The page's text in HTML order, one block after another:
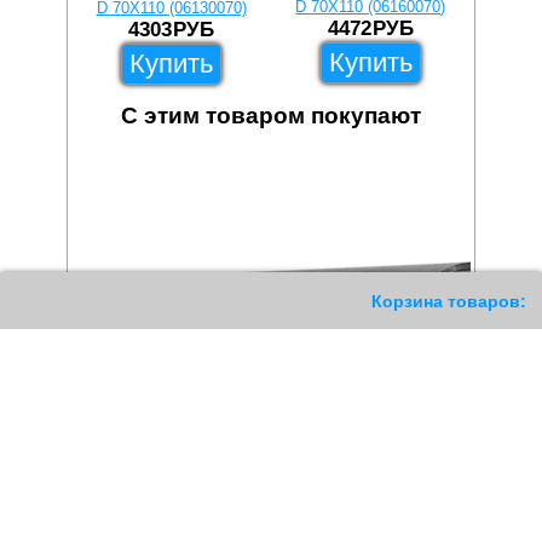
Корзина товаров:
D 70X110 (06130070)
4303 РУБ
Купить
D 70X110 (06160070)
4472 РУБ
Купить
С этим товаром покупают